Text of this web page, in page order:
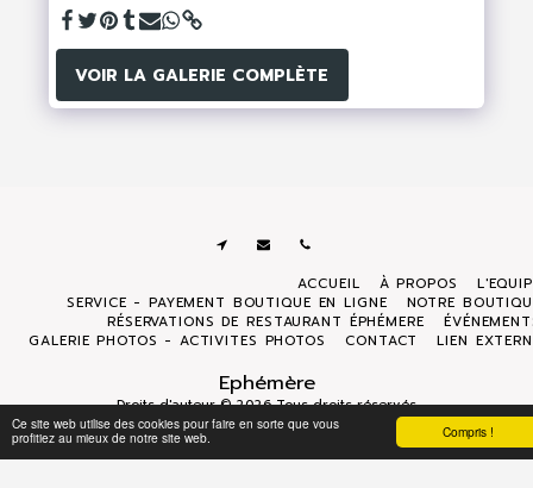
Compris !
Ce site web utilise des cookies pour faire en sorte que vous
profitiez au mieux de notre site web.
VOIR LA GALERIE COMPLÈTE
Ephémère
Droits d'auteur © 2026 Tous droits réservés
Politique de Confidentialité|Accessibilité
ACCUEIL À PROPOS
SERVICE - PAYEMENT BOUTIQUE EN LIGNE
NOTRE
RÉSERVATIONS DE RESTAURANT ÉPHÉMERE
GALERIE PHOTOS - ACTIVITES PHOTOS
CONTACT LIEN